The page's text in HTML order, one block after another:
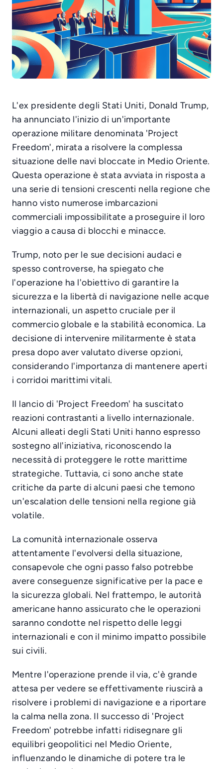
L'ex presidente degli Stati Uniti, Donald Trump,
ha annunciato l'inizio di un'importante
operazione militare denominata 'Project
Freedom', mirata a risolvere la complessa
situazione delle navi bloccate in Medio Oriente.
Questa operazione è stata avviata in risposta a
una serie di tensioni crescenti nella regione che
hanno visto numerose imbarcazioni
commerciali impossibilitate a proseguire il loro
viaggio a causa di blocchi e minacce.
Trump, noto per le sue decisioni audaci e
spesso controverse, ha spiegato che
l'operazione ha l'obiettivo di garantire la
sicurezza e la libertà di navigazione nelle acque
internazionali, un aspetto cruciale per il
commercio globale e la stabilità economica. La
decisione di intervenire militarmente è stata
presa dopo aver valutato diverse opzioni,
considerando l'importanza di mantenere aperti
i corridoi marittimi vitali.
Il lancio di 'Project Freedom' ha suscitato
reazioni contrastanti a livello internazionale.
Alcuni alleati degli Stati Uniti hanno espresso
sostegno all'iniziativa, riconoscendo la
necessità di proteggere le rotte marittime
strategiche. Tuttavia, ci sono anche state
critiche da parte di alcuni paesi che temono
un'escalation delle tensioni nella regione già
volatile.
La comunità internazionale osserva
attentamente l'evolversi della situazione,
consapevole che ogni passo falso potrebbe
avere conseguenze significative per la pace e
la sicurezza globali. Nel frattempo, le autorità
americane hanno assicurato che le operazioni
saranno condotte nel rispetto delle leggi
internazionali e con il minimo impatto possibile
sui civili.
Mentre l'operazione prende il via, c'è grande
attesa per vedere se effettivamente riuscirà a
risolvere i problemi di navigazione e a riportare
la calma nella zona. Il successo di 'Project
Freedom' potrebbe infatti ridisegnare gli
equilibri geopolitici nel Medio Oriente,
influenzando le dinamiche di potere tra le